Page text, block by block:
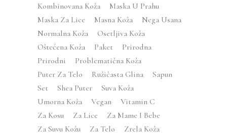
Kombinovana Koža
Maska U Prahu
Maska Za Lice
Masna Koža
Nega Usana
Normalna Koža
Osetljiva Koža
Oštećena Koža
Paket
Prirodna
Prirodni
Problematična Koža
Puter Za Telo
Ružičasta Glina
Sapun
Set
Shea Puter
Suva Koža
Umorna Koža
Vegan
Vitamin C
Za Kosu
Za Lice
Za Mame I Bebe
Za Suvu Kožu
Za Telo
Zrela Koža